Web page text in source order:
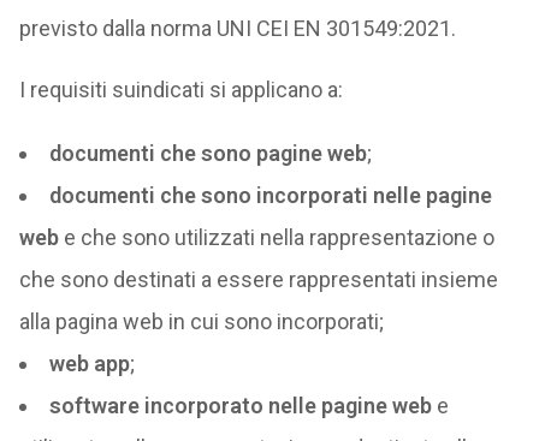
previsto dalla norma UNI CEI EN 301549:2021.
I requisiti suindicati si applicano a:
documenti che sono pagine web;
documenti che sono incorporati nelle pagine
webe che sono utilizzati nella rappresentazione o
che sono destinati a essere rappresentati insieme
alla pagina web in cui sono incorporati;
web app;
software incorporato nelle pagine webe